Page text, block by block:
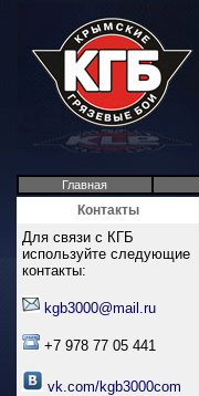
Главная
Контакты
Для связи с КГБ
используйте следующие
контакты:
kgb3000@mail.ru
+7 978 77 05 441
vk.com/kgb3000com